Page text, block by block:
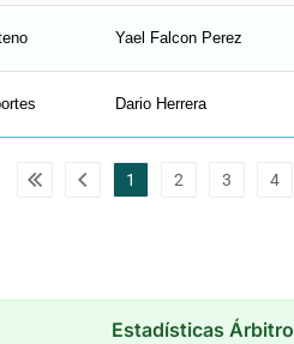
Yael Falcon Perez
Dario Herrera
1 2 3 4
Estadísticas Árbitro